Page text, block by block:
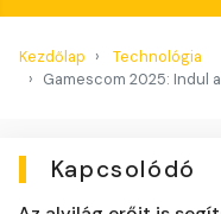
Kezdőlap
Technológia
Gamescom 2025: Indul
Kapcsolódó